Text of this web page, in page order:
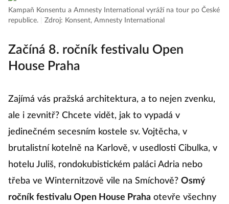
Kampaň Konsentu a Amnesty International vyráží na tour po České
republice.
Zdroj: Konsent, Amnesty International
Začíná 8. ročník festivalu Open
House Praha
Zajímá vás pražská architektura, a to nejen zvenku,
ale i zevnitř? Chcete vidět, jak to vypadá v
jedinečném secesním kostele sv. Vojtěcha, v
brutalistní kotelně na Karlově, v usedlosti Cibulka, v
hotelu Juliš, rondokubistickém paláci Adria nebo
třeba ve Winternitzově vile na Smíchově? Osmý
ročník festivalu Open House Praha otevře všechny